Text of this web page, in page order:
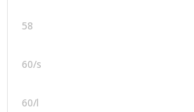
58
60/s
60/l